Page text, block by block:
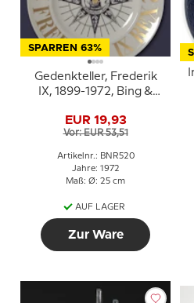
SPARREN 63%
Gedenkteller, Frederik
IX, 1899-1972, Bing &
EUR 19,93
Vor: EUR 53,51
Artikelnr.: BNR520
Jahre: 1972
Maß: Ø: 25 cm
AUF LAGER
Zur Ware